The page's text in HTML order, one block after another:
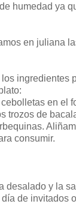
humedad ya
en juliana
ingredientes
en el
trozos de
consumir.
desalado y la
de invitados